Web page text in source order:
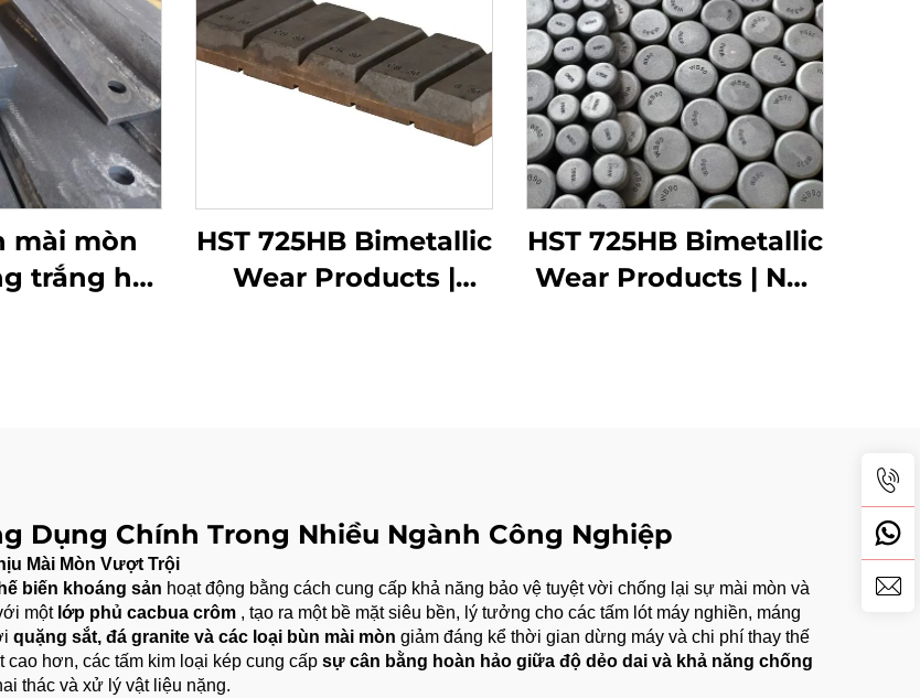
mài mòn
trắng hai
HST 725HB Bimetallic
Wear Products |
HST 725HB Bimetallic
Wear Products | Nút
Dụng Chính Trong Nhiều Ngành Công Nghiệp
Mài Mòn Vượt Trội
biến khoáng sản hoạt động bằng cách cung cấp khả năng bảo vệ tuyệt vời chống lại sự mài mòn và
một lớp phủ cacbua crôm , tạo ra một bề mặt siêu bền, lý tưởng cho các tấm lót máy nghiền, máng
quặng sắt, đá granite và các loại bùn mài mòn giảm đáng kể thời gian dừng máy và chi phí thay thế
hơn, các tấm kim loại kép cung cấp sự cân bằng hoàn hảo giữa độ dẻo dai và khả năng chống
thác và xử lý vật liệu nặng.